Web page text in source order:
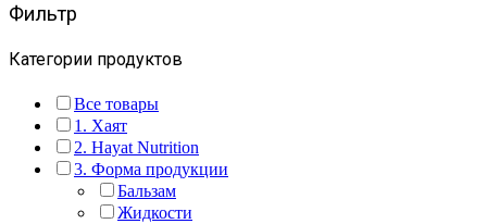
Фильтр
Категории продуктов
Все товары
1. Хаят
2. Hayat Nutrition
3. Форма продукции
Бальзам
Жидкости